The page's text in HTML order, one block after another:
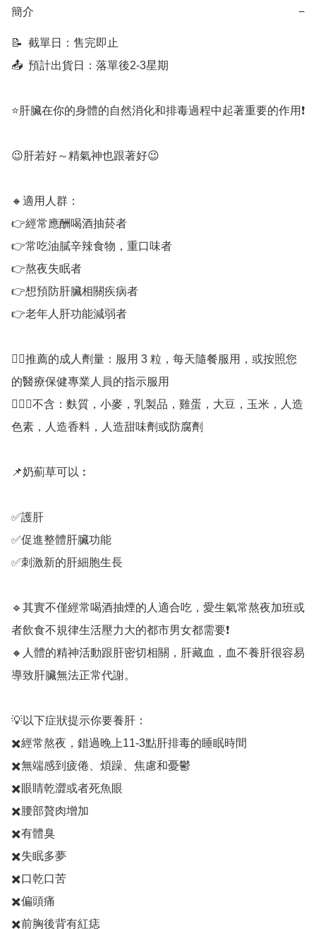
簡介 −
📝  截單日：售完即止
📤  預計出貨日：落單後2-3星期
⭐肝臟在你的身體的自然消化和排毒過程中起著重要的作用❗
😉肝若好～精氣神也跟著好😉
🔸適用人群：
👉經常應酬喝酒抽菸者
👉常吃油膩辛辣食物，重口味者
👉熬夜失眠者
👉想預防肝臟相關疾病者
👉老年人肝功能減弱者
💁‍♀️推薦的成人劑量：服用 3 粒，每天隨餐服用，或按照您
的醫療保健專業人員的指示服用
🙅🏻‍♀️不含：麩質，小麥，乳製品，雞蛋，大豆，玉米，人造
色素，人造香料，人造甜味劑或防腐劑
📌奶薊草可以︰
✅護肝
✅促進整體肝臟功能
✅刺激新的肝細胞生長
🔹其實不僅經常喝酒抽煙的人適合吃，愛生氣常熬夜加班或
者飲食不規律生活壓力大的都市男女都需要❗
🔸人體的精神活動跟肝密切相關，肝藏血，血不養肝很容易
導致肝臟無法正常代謝。
💡以下症狀提示你要養肝：
✖️經常熬夜，錯過晚上11-3點肝排毒的睡眠時間
✖️無端感到疲倦、煩躁、焦慮和憂鬱
✖️眼睛乾澀或者死魚眼
✖️腰部贅肉增加
✖️有體臭
✖️失眠多夢
✖️口乾口苦
✖️偏頭痛
✖️前胸後背有紅痣